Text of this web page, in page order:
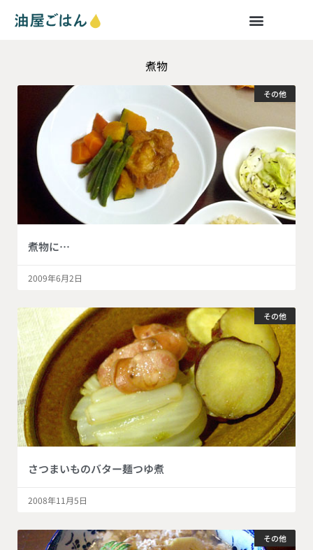
煮物
その他
煮物に…
2009年6月2日
その他
さつまいものバター麺つゆ煮
2008年11月5日
その他